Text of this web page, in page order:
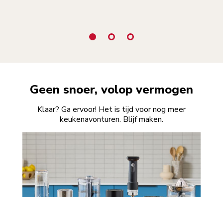
Geen snoer, volop vermogen
Klaar? Ga ervoor! Het is tijd voor nog meer
keukenavonturen. Blijf maken.